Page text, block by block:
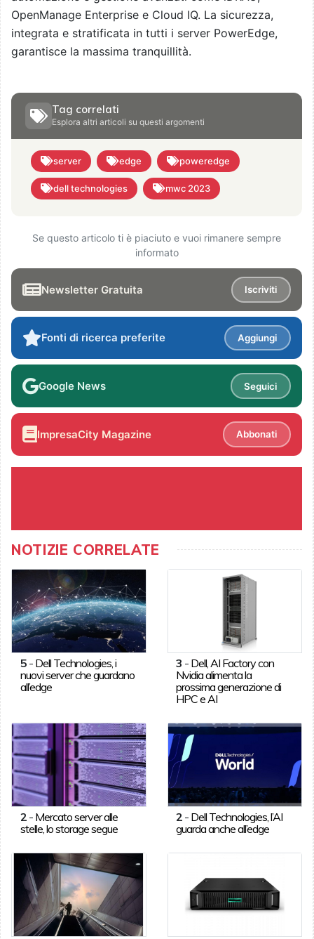
OpenManage Enterprise e Cloud IQ. La sicurezza,
integrata e stratificata in tutti i server PowerEdge,
garantisce la massima tranquillità.
Tag correlati
Esplora altri articoli su questi argomenti
server edge poweredge
dell technologies mwc 2023
Se questo articolo ti è piaciuto e vuoi rimanere sempre
informato
Newsletter Gratuita Iscriviti
Fonti di ricerca preferite Aggiungi
Google News Seguici
ImpresaCity Magazine Abbonati
NOTIZIE CORRELATE
5- Dell Technologies, i
nuovi server che guardano
all’edge
3 - Dell, AI Factory con
Nvidia alimenta la
prossima generazione di
HPC e AI
2- Mercato server alle
stelle, lo storage segue
2 - Dell Technologies, l’AI
guarda anche all’edge